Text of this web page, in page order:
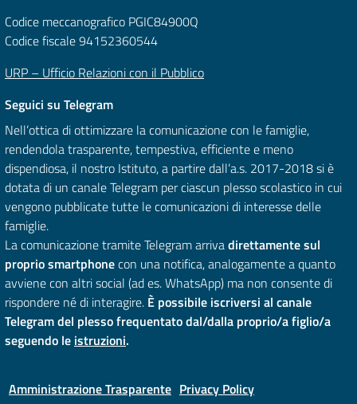
Codice meccanografico PGIC84900Q
Codice fiscale 94152360544
URP – Ufficio Relazioni con il Pubblico
Seguici su Telegram
Nell’ottica di ottimizzare la comunicazione con le famiglie,
rendendola trasparente, tempestiva, efficiente e meno
dispendiosa, il nostro Istituto, a partire dall’a.s. 2017-2018 si è
dotata di un canale Telegram per ciascun plesso scolastico in cui
vengono pubblicate tutte le comunicazioni di interesse delle
famiglie.
La comunicazione tramite Telegram arrivadirettamente sul
proprio smartphonecon una notifica, analogamente a quanto
avviene con altri social (ad es. WhatsApp) ma non consente di
rispondere né di interagire. È possibile iscriversi al canale
Telegram del plesso frequentato dal/dalla proprio/a figlio/a
seguendo le istruzioni.
Amministrazione Trasparente Privacy Policy